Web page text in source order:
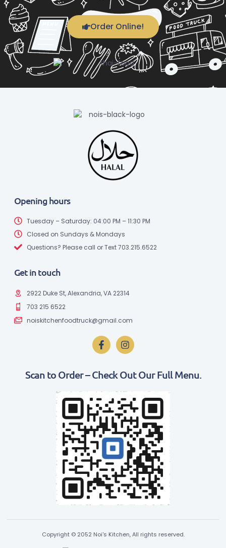
Order Online!
Opening hours
Tuesday – Saturday: 04:00 PM – 11:30 PM
Closed on Sundays & Mondays
Questions? Please call or Text 703.215.6522
Get in touch
2922 Duke St, Alexandria, VA 22314
703 215 6522
noiskitchenfoodtruck@gmail.com
Scan to Order – Check Out Our Full Menu.
Copyright © 2052 Noi's Kitchen, All rights reserved.